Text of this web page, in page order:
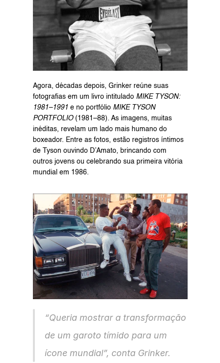
Agora, décadas depois, Grinker reúne suas
fotografias em um livro intitulado MIKE TYSON:
1981–1991 e no portfólio MIKE TYSON
PORTFOLIO (1981–88). As imagens, muitas
inéditas, revelam um lado mais humano do
boxeador. Entre as fotos, estão registros íntimos
de Tyson ouvindo D’Amato, brincando com
outros jovens ou celebrando sua primeira vitória
mundial em 1986.
“Queria mostrar a transformação
de um garoto tímido para um
ícone mundial”, conta Grinker.